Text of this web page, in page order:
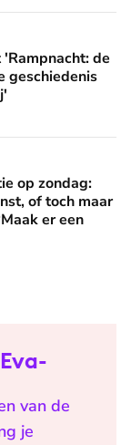
Titanic': 'We
de
geschiedenis
een
op zondag:
of toch maar
er een
van de
je